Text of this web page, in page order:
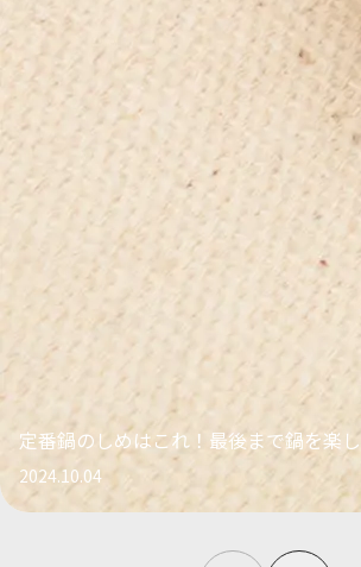
定番鍋のしめはこれ！最後まで鍋を楽
2024.10.04